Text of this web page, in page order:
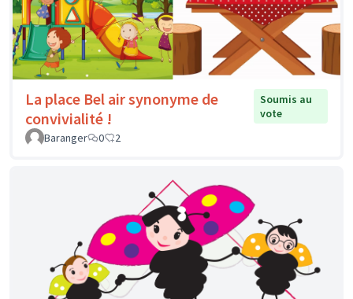
La place Bel air synonyme de
convivialité !
Soumis au
vote
Baranger
0 2